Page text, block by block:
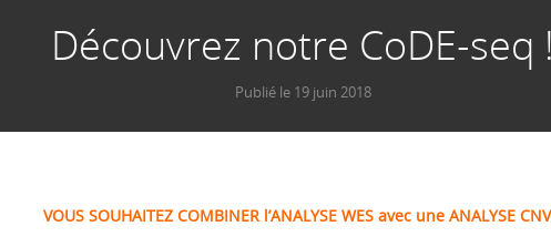
Découvrez notre CoDE-seq !
Publié le 19 juin 2018
VOUS SOUHAITEZ COMBINER l’ANALYSE WES avec une ANALYSE